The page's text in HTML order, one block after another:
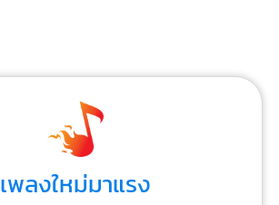
เพลงใหม่มาแรง